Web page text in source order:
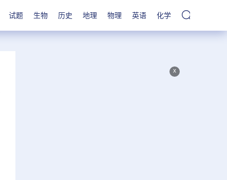
试题 生物 历史 地理 物理 英语 化学
x